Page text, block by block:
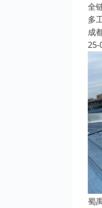
全
多
成
25-
蜀